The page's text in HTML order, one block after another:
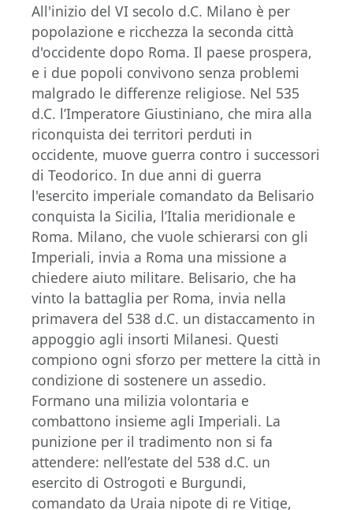
All'inizio del VI secolo d.C. Milano è per
popolazione e ricchezza la seconda città
d'occidente dopo Roma. Il paese prospera,
e i due popoli convivono senza problemi
malgrado le differenze religiose. Nel 535
d.C. l’Imperatore Giustiniano, che mira alla
riconquista dei territori perduti in
occidente, muove guerra contro i successori
di Teodorico. In due anni di guerra
l'esercito imperiale comandato da Belisario
conquista la Sicilia, l’Italia meridionale e
Roma. Milano, che vuole schierarsi con gli
Imperiali, invia a Roma una missione a
chiedere aiuto militare. Belisario, che ha
vinto la battaglia per Roma, invia nella
primavera del 538 d.C. un distaccamento in
appoggio agli insorti Milanesi. Questi
compiono ogni sforzo per mettere la città in
condizione di sostenere un assedio.
Formano una milizia volontaria e
combattono insieme agli Imperiali. La
punizione per il tradimento non si fa
attendere: nell’estate del 538 d.C. un
esercito di Ostrogoti e Burgundi,
comandato da Uraia nipote di re Vitige,